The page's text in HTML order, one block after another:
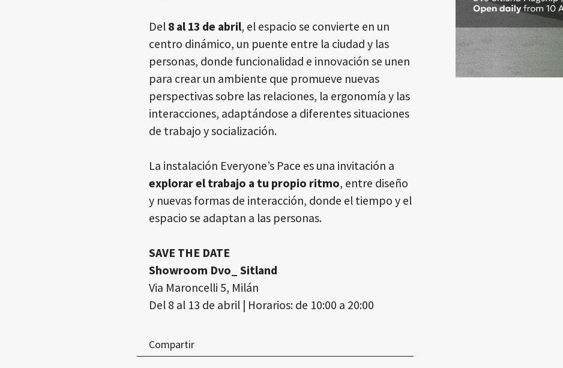
Del 8 al 13 de abril, el espacio se convierte en un
centro dinámico, un puente entre la ciudad y las
personas, donde funcionalidad e innovación se unen
para crear un ambiente que promueve nuevas
perspectivas sobre las relaciones, la ergonomía y las
interacciones, adaptándose a diferentes situaciones
de trabajo y socialización.
La instalación Everyone’s Pace es una invitación a
explorar el trabajo a tu propio ritmo, entre diseño
y nuevas formas de interacción, donde el tiempo y el
espacio se adaptan a las personas.
SAVE THE DATE
Showroom Dvo_ Sitland
Via Maroncelli 5, Milán
Del 8 al 13 de abril | Horarios: de 10:00 a 20:00
Compartir